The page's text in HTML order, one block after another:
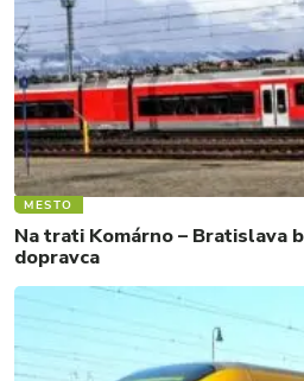
MESTO
Na trati Komárno – Bratislava
dopravca